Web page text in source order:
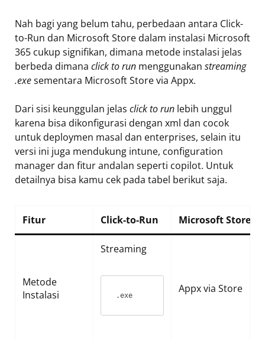
Nah bagi yang belum tahu, perbedaan antara Click-
to-Run dan Microsoft Store dalam instalasi Microsoft
365 cukup signifikan, dimana metode instalasi jelas
berbeda dimana click to run menggunakan streaming
.exesementara Microsoft Store via Appx.
Dari sisi keunggulan jelas click to run lebih unggul
karena bisa dikonfigurasi dengan xml dan cocok
untuk deploymen masal dan enterprises, selain itu
versi ini juga mendukung intune, configuration
manager dan fitur andalan seperti copilot. Untuk
detailnya bisa kamu cek pada tabel berikut saja.
Fitur Click-to-Run Microsoft Store
Metode
Instalasi
Streaming
.exe
Appx via Store